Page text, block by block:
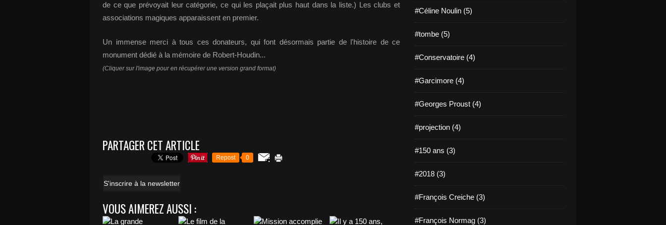
de ce que prévoyait leur catégorie, ce qui les plaçait plus haut dans la liste.) Les clubs et
associations magiques apparaissent en premier.
Un immense merci à tous ces donateurs, qui font désormais partie de l'histoire de ce
monument dédié à la mémoire de Robert-Houdin...
(Cliquer sur l'image pour en récupérer une version grand format)
PARTAGER CET ARTICLE
Repost 0
S'inscrire à la newsletter
VOUS AIMEREZ AUSSI :
#Céline Noulin (5)
#tombe (5)
#Conservatoire (4)
#Garcimore (4)
#Georges Proust (4)
#projection (4)
#150 ans (3)
#2018 (3)
#François Creiche (3)
#François Normag (3)